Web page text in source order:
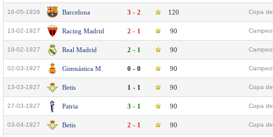
16-05-1926 Barcelona 3 - 2 120 Copa
13-02-1927 Racing Madrid 2 - 1 90
19-02-1927 Real Madrid 2 - 1 90
02-03-1927 Gimnástica M. 0 - 0 90
13-03-1927 Betis 1 - 1 90 Copa
27-03-1927 Patria 3 - 1 90 Copa
03-04-1927 Betis 2 - 1 90 Copa